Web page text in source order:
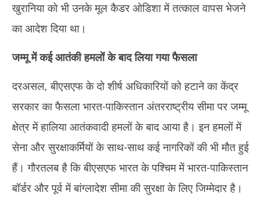
खुरानिया को भी उनके मूल कैडर ओडिशा में तत्काल वापस भेजने
का आदेश दिया था।
जम्मू में कई आतंकी हमलों के बाद लिया गया फैसला
दरअसल, बीएसएफ के दो शीर्ष अधिकारियों को हटाने का केंद्र
सरकार का फैसला भारत-पाकिस्तान अंतरराष्ट्रीय सीमा पर जम्मू
क्षेत्र में हालिया आतंकवादी हमलों के बाद आया है। इन हमलों में
सेना और सुरक्षाकर्मियों के साथ-साथ कई नागरिकों की भी मौत हुई
हैं। गौरतलब है कि बीएसएफ भारत के पश्चिम में भारत-पाकिस्तान
बॉर्डर और पूर्व में बांग्लादेश सीमा की सुरक्षा के लिए जिम्मेदार है।